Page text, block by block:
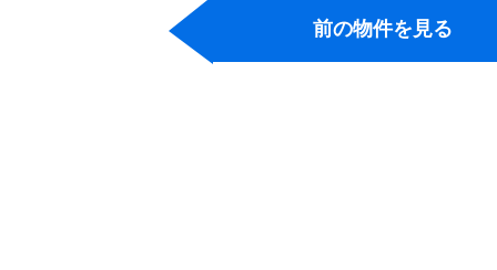
前の物件を見る